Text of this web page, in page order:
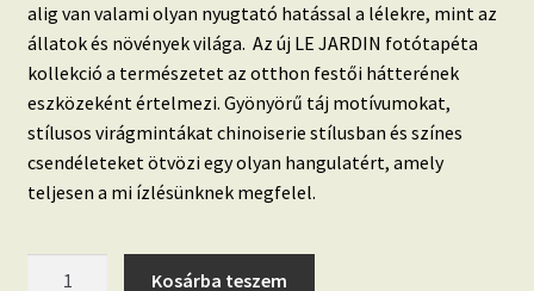
alig van valami olyan nyugtató hatással a lélekre, mint az
állatok és növények világa. Az új LE JARDIN fotótapéta
kollekció a természetet az otthon festői hátterének
eszközeként értelmezi. Gyönyörű táj motívumokat,
stílusos virágmintákat chinoiserie stílusban és színes
csendéleteket ötvözi egy olyan hangulatért, amely
teljesen a mi ízlésünknek megfelel.
Kosárba teszem